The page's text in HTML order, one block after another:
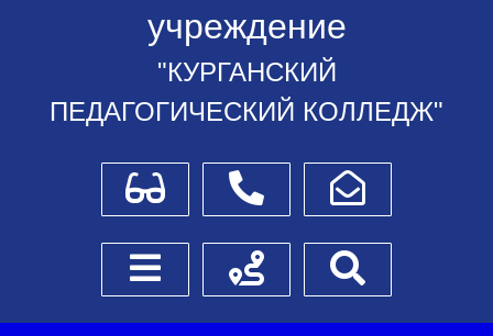
учреждение
"КУРГАНСКИЙ
ПЕДАГОГИЧЕСКИЙ КОЛЛЕДЖ"
Для слабовидящихТелефоныНаписать обращение
Боковое менюСхема проезда